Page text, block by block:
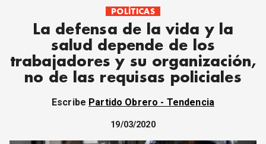
POLÍTICAS
INTERNACIONALES
MOVIMIENTO OBRERO
MUJER
ECONOMÍA
JUVENTUD
CORREO DE LECTORES
DEBATE
POLÍTICAS
La defensa de la vida y la
salud depende de los
trabajadores y su organización,
no de las requisas policiales
Escribe Partido Obrero - Tendencia
19/03/2020